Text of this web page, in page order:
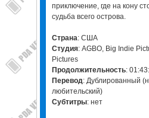
приключение, где на кону
судьба всего острова.
Страна: США
Студия: AGBO, Big Indie
Pictures
Продолжительность:
Перевод: Дублированный
любительский)
Субтитры: нет